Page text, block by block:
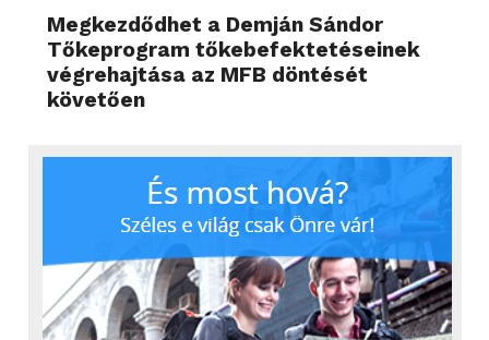
Megkezdődhet a Demján Sándor
Tőkeprogram tőkebefektetéseinek
végrehajtása az MFB döntését
követően